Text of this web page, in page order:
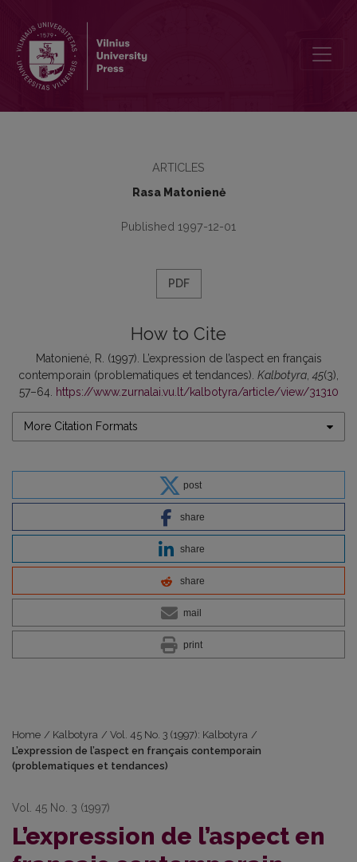
ARTICLES
Rasa Matonienė
Published 1997-12-01
PDF
How to Cite
Matonienė, R. (1997). L’expression de l’aspect en français
contemporain (problematiques et tendances). Kalbotyra ,45(3),
57–64.
https://www.zurnalai.vu.lt/kalbotyra/article/view/31310
More Citation Formats
post
share
share
share
mail
print
Home / Kalbotyra / Vol. 45 No. 3 (1997): Kalbotyra /
L’expression de l’aspect en français contemporain
(problematiques et tendances)
Vol. 45 No. 3 (1997)
L’expression de l’aspect en